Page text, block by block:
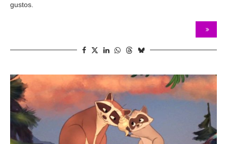
gustos.